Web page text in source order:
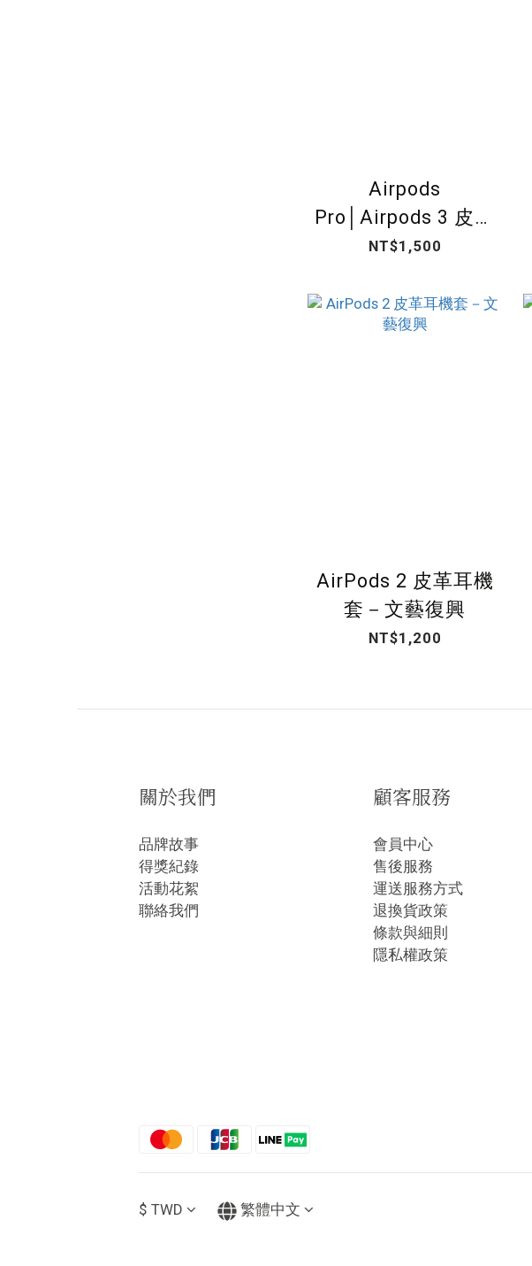
Airpods
Pro│Airpods 3 皮革
耳機套－歌德
NT$1,500
AirPods 2 皮革耳機
套－文藝復興
NT$1,200
關於我們
品牌故事
得獎紀錄
活動花絮
聯絡我們
顧客服務
會員中心
售後服務
運送服務方式
退換貨政策
條款與細則
隱私權政策
$ TWD 繁體中文